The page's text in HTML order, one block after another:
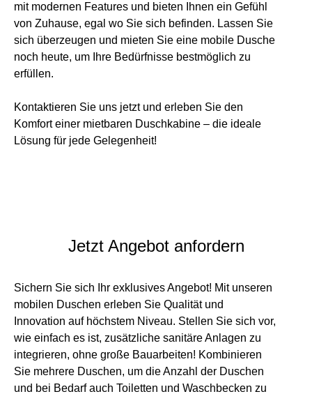
mit modernen Features und bieten Ihnen ein Gefühl
von Zuhause, egal wo Sie sich befinden. Lassen Sie
sich überzeugen und mieten Sie eine mobile Dusche
noch heute, um Ihre Bedürfnisse bestmöglich zu
erfüllen.
Kontaktieren Sie uns jetzt und erleben Sie den
Komfort einer mietbaren Duschkabine – die ideale
Lösung für jede Gelegenheit!
Jetzt Angebot anfordern
Sichern Sie sich Ihr exklusives Angebot! Mit unseren
mobilen Duschen erleben Sie Qualität und
Innovation auf höchstem Niveau. Stellen Sie sich vor,
wie einfach es ist, zusätzliche sanitäre Anlagen zu
integrieren, ohne große Bauarbeiten! Kombinieren
Sie mehrere Duschen, um die Anzahl der Duschen
und bei Bedarf auch Toiletten und Waschbecken zu